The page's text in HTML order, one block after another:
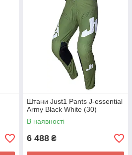
Штани Just1 Pants J-essential
Army Black White (30)
В наявності
6 488 ₴